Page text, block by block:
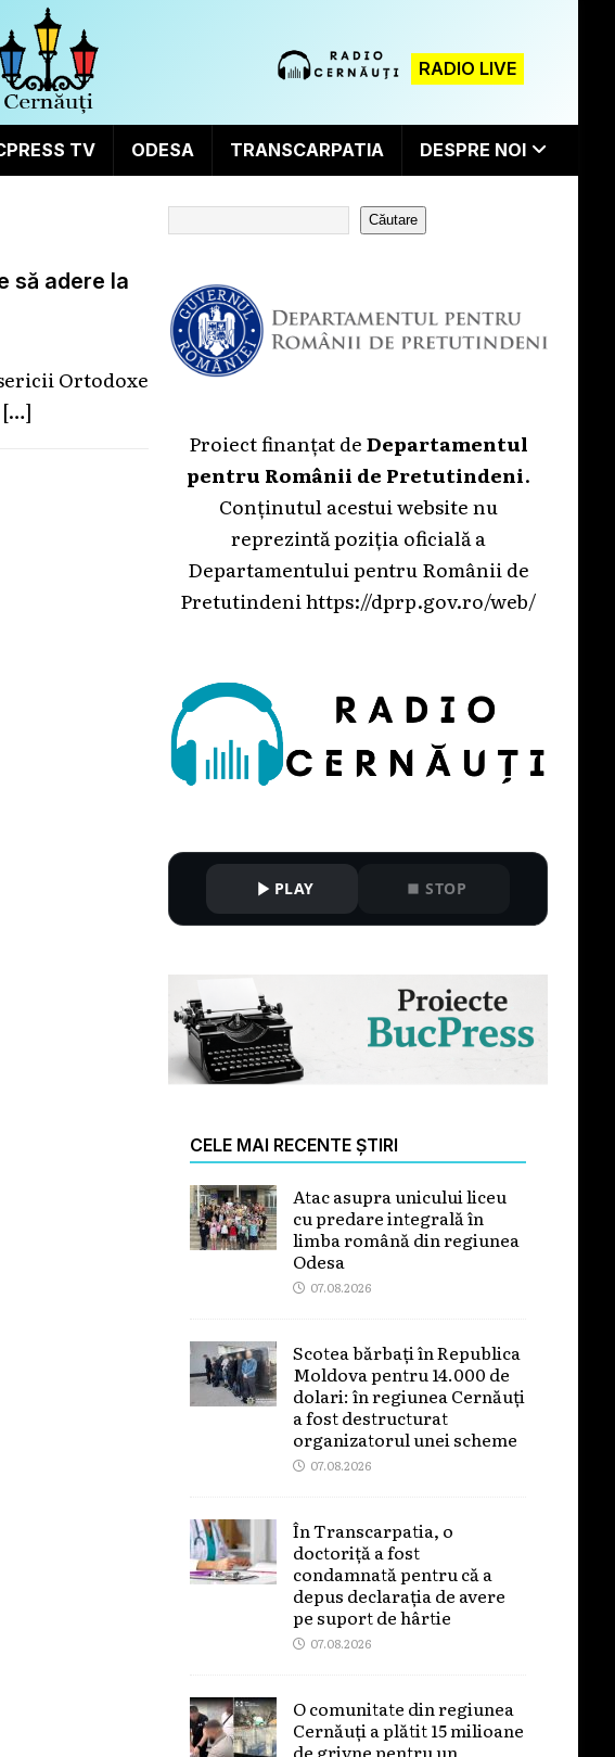
RADIO LIVE
TV ODESA TRANSCARPATIA DESPRE NOI
să adere la
Ortodoxe
[…]
Căutare
Proiect finanțat deDepartamentul
pentru Românii de Pretutindeni.
Conținutul acestui website nu
reprezintă poziția oficială a
Departamentului pentru Românii de
Pretutindenihttps://dprp.gov.ro/web/
PLAY STOP
CELE MAI RECENTE ȘTIRI
Atac asupra unicului liceu
cu predare integrală în
limba română din regiunea
Odesa
07.08.2026
Scotea bărbați în Republica
Moldova pentru 14.000 de
dolari: în regiunea Cernăuți
a fost destructurat
organizatorul unei scheme
07.08.2026
În Transcarpatia, o
doctoriță a fost
condamnată pentru că a
depus declarația de avere
pe suport de hârtie
07.08.2026
O comunitate din regiunea
Cernăuți a plătit 15 milioane
de grivne pentru un